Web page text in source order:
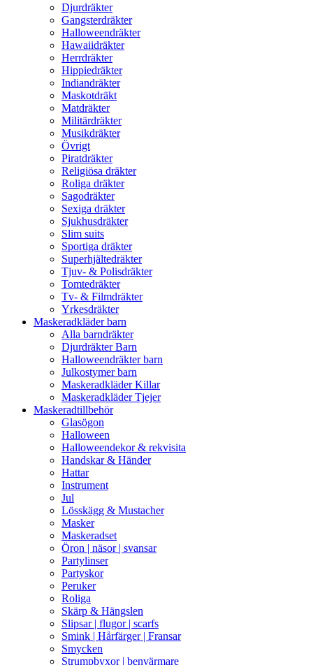
Djurdräkter
Gangsterdräkter
Halloweendräkter
Hawaiidräkter
Herrdräkter
Hippiedräkter
Indiandräkter
Maskotdräkt
Matdräkter
Militärdräkter
Musikdräkter
Övrigt
Piratdräkter
Religiösa dräkter
Roliga dräkter
Sagodräkter
Sexiga dräkter
Sjukhusdräkter
Slim suits
Sportiga dräkter
Superhjältedräkter
Tjuv- & Polisdräkter
Tomtedräkter
Tv- & Filmdräkter
Yrkesdräkter
Maskeradkläder barn
Alla barndräkter
Djurdräkter Barn
Halloweendräkter barn
Julkostymer barn
Maskeradkläder Killar
Maskeradkläder Tjejer
Maskeradtillbehör
Glasögon
Halloween
Halloweendekor & rekvisita
Handskar & Händer
Hattar
Instrument
Jul
Lösskägg & Mustacher
Masker
Maskeradset
Öron | näsor | svansar
Partylinser
Partyskor
Peruker
Roliga
Skärp & Hängslen
Slipsar | flugor | scarfs
Smink | Hårfärger | Fransar
Smycken
Strumpbyxor | benvärmare